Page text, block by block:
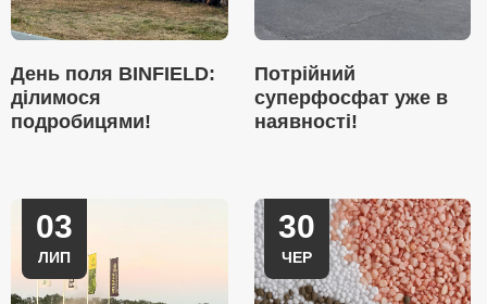
День поля BINFIELD:
ділимося
подробицями!
Потрійний
суперфосфат уже в
наявності!
03
ЛИП
30
ЧЕР